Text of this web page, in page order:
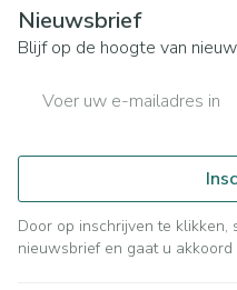
Nieuwsbrief
Blijf op de hoogte van
Door op inschrijven te klikken,
nieuwsbrief en gaat u akkoord